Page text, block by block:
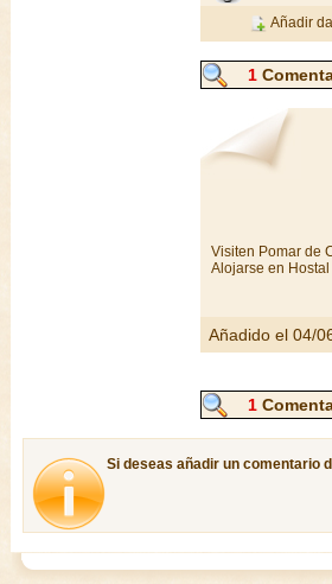
Añadir
1
Visiten Pomar de
Alojarse en
Añadido el 04/
1
Si deseas añadir un comentario